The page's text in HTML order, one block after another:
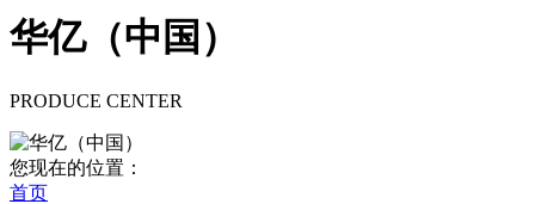
华亿（中国）
PRODUCE CENTER
您现在的位置：
首页